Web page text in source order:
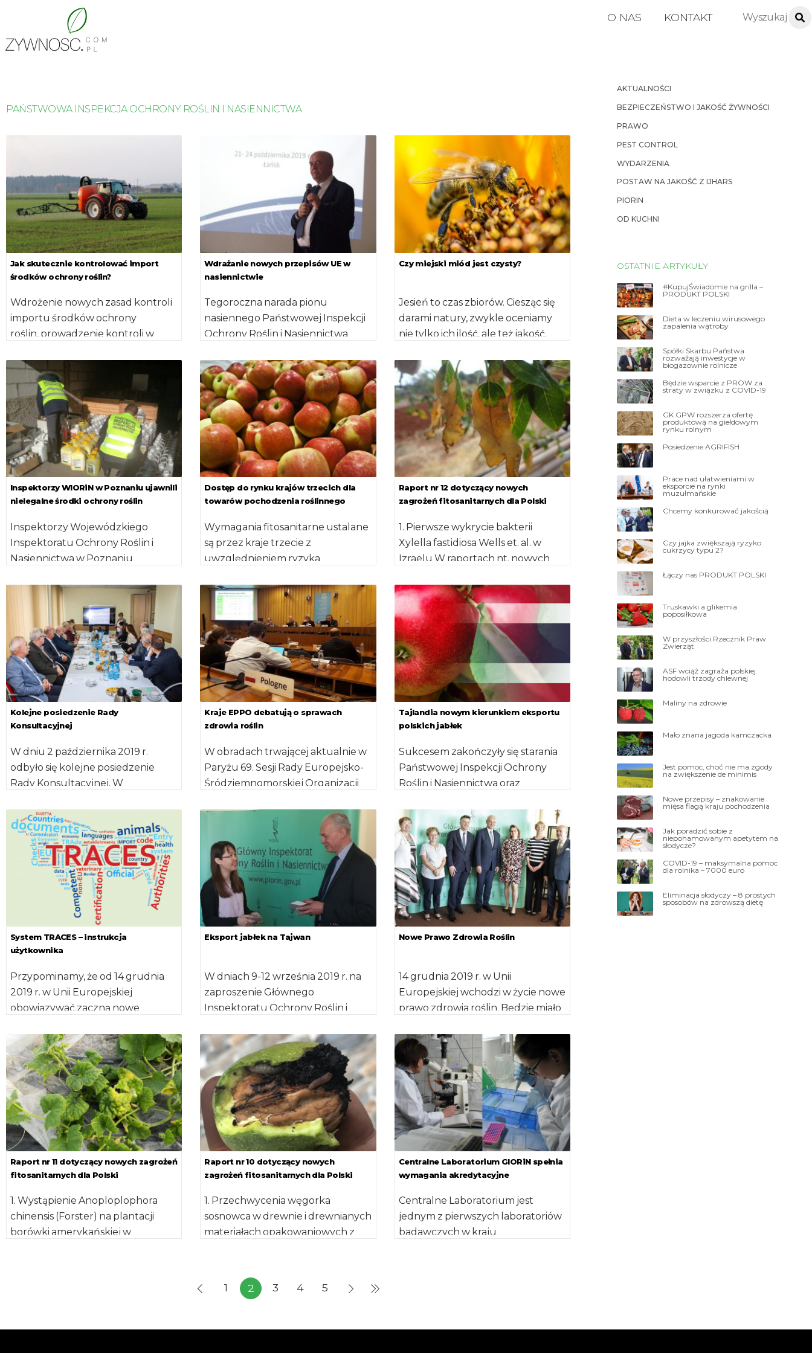
O NAS KONTAKT
PAŃSTWOWA INSPEKCJA OCHRONY ROŚLIN I NASIENNICTWA
Jak skutecznie kontrolować import
środków ochrony roślin?
Wdrożenie nowych zasad kontroli
importu środków ochrony
roślin, prowadzenie kontroli w
informacji na temat
najciekawszych przypadków […]
Wdrażanie nowych przepisów UE w
nasiennictwie
Tegoroczna narada pionu
nasiennego Państwowej Inspekcji
Ochrony Roślin i Nasiennictwa
w województwie warmińsko –
mazurskim, przez […]
Czy miejski miód jest czysty?
Jesień to czas zbiorów. Ciesząc się
darami natury, zwykle oceniamy
nie tylko ich ilość, ale też jakość.
z eksperymentalnej […]
Inspektorzy WIORiN w Poznaniu ujawnili
nielegalne środki ochrony roślin
Inspektorzy Wojewódzkiego
Inspektoratu Ochrony Roślin i
Nasiennictwa w Poznaniu
Komendy Wojewódzkiej Policji w
Poznaniu wykryli prawie […]
Dostęp do rynku krajów trzecich dla
towarów pochodzenia roślinnego
Wymagania fitosanitarne ustalane
są przez kraje trzecie z
uwzględnieniem ryzyka
związane z występowaniem
określonych organizmów
szkodliwych w […]
Raport nr 12 dotyczący nowych
zagrożeń fitosanitarnych dla Polski
1. Pierwsze wykrycie bakterii
Xylella fastidiosa Wells et. al. w
Izraelu W raportach nt. nowych
nr […]
Kolejne posiedzenie Rady
Konsultacyjnej
W dniu 2 października 2019 r.
odbyło się kolejne posiedzenie
Rady Konsultacyjnej. W
Rady i przedstawicieli GIORiN […]
Kraje EPPO debatują o sprawach
zdrowia roślin
W obradach trwającej aktualnie w
Paryżu 69. Sesji Rady Europejsko-
Śródziemnomorskiej Organizacji
delegatów z 26 krajów naszego […]
Tajlandia nowym kierunkiem eksportu
polskich jabłek
Sukcesem zakończyły się starania
Państwowej Inspekcji Ochrony
Roślin i Nasiennictwa oraz
otwarcie rynku Tajlandii dla
polskich […]
System TRACES – instrukcja
użytkownika
Przypominamy, że od 14 grudnia
2019 r. w Unii Europejskiej
obowiązywać zaczną nowe
urzędowych. Przepisy te będą […]
Eksport jabłek na Tajwan
W dniach 9-12 września 2019 r. na
zaproszenie Głównego
Inspektoratu Ochrony Roślin i
przeprowadzony audyt przez
Biuro ds. Kontroli […]
Nowe Prawo Zdrowia Roślin
14 grudnia 2019 r. w Unii
Europejskiej wchodzi w życie nowe
prawo zdrowia roślin. Będzie miało
Raport nr 11 dotyczący nowych zagrożeń
fitosanitarnych dla Polski
1. Wystąpienie Anoploplophora
chinensis (Forster) na plantacji
borówki amerykańskiej w
Raport nr 10 dotyczący nowych
zagrożeń fitosanitarnych dla Polski
1. Przechwycenia węgorka
sosnowca w drewnie i drewnianych
materiałach opakowaniowych z
xylophilus) jest nicieniem […]
Centralne Laboratorium GIORiN spełnia
wymagania akredytacyjne
Centralne Laboratorium jest
jednym z pierwszych laboratoriów
badawczych w kraju
1 2 3 4 5
AKTUALNOŚCI
BEZPIECZEŃSTWO I JAKOŚĆ ŻYWNOŚCI
PRAWO
PEST CONTROL
WYDARZENIA
POSTAW NA JAKOŚĆ Z IJHARS
PIORIN
OD KUCHNI
OSTATNIE ARTYKUŁY
#KupujŚwiadomie na grilla –
PRODUKT POLSKI
Dieta w leczeniu wirusowego
zapalenia wątroby
Spółki Skarbu Państwa
rozważają inwestycje w
biogazownie rolnicze
Będzie wsparcie z PROW za
straty w związku z COVID-19
GK GPW rozszerza ofertę
produktową na giełdowym
rynku rolnym
Posiedzenie AGRIFISH
Prace nad ułatwieniami w
eksporcie na rynki
muzułmańskie
Chcemy konkurować jakością
Czy jajka zwiększają ryzyko
cukrzycy typu 2?
Łączy nas PRODUKT POLSKI
Truskawki a glikemia
poposiłkowa
W przyszłości Rzecznik Praw
Zwierząt
ASF wciąż zagraża polskiej
hodowli trzody chlewnej
Maliny na zdrowie
Mało znana jagoda kamczacka
Jest pomoc, choć nie ma zgody
na zwiększenie de minimis
Nowe przepisy – znakowanie
mięsa flagą kraju pochodzenia
Jak poradzić sobie z
niepohamowanym apetytem na
słodycze?
COVID-19 – maksymalna pomoc
dla rolnika – 7000 euro
Eliminacja słodyczy – 8 prostych
sposobów na zdrowszą dietę